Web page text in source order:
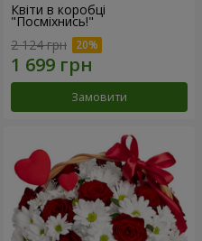
Квіти в коробці
"Посміхнись!"
2 124 грн
Замовити